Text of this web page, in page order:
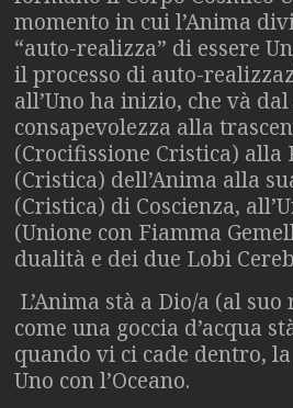
momento in cui l’Anima
“auto-realizza” di essere
il processo di auto-
all’Uno ha inizio, che và
consapevolezza alla
(Crocifissione Cristica) alla
(Cristica) dell’Anima alla
(Cristica) di Coscienza,
(Unione con Fiamma
dualità e dei due Lobi
L’Anima stà a Dio/a (al
come una goccia d’acqua
quando vi ci cade dentro,
Uno con l’Oceano.